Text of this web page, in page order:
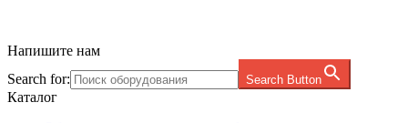
Напишите нам
Search for:
Search Button
Каталог